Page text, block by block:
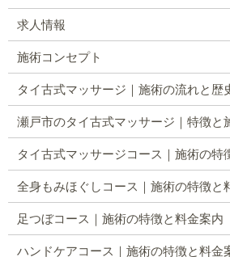
求人情報
施術コンセプト
タイ古式マッサージ｜施術の流れと歴
瀬戸市のタイ古式マッサージ｜特徴と
タイ古式マッサージコース｜施術の特
全身もみほぐしコース｜施術の特徴と
足つぼコース｜施術の特徴と料金案内
ハンドケアコース｜施術の特徴と料金